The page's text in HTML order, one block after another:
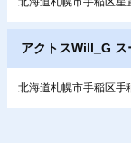
アクトスWill_G
北海道札幌市手稲区手